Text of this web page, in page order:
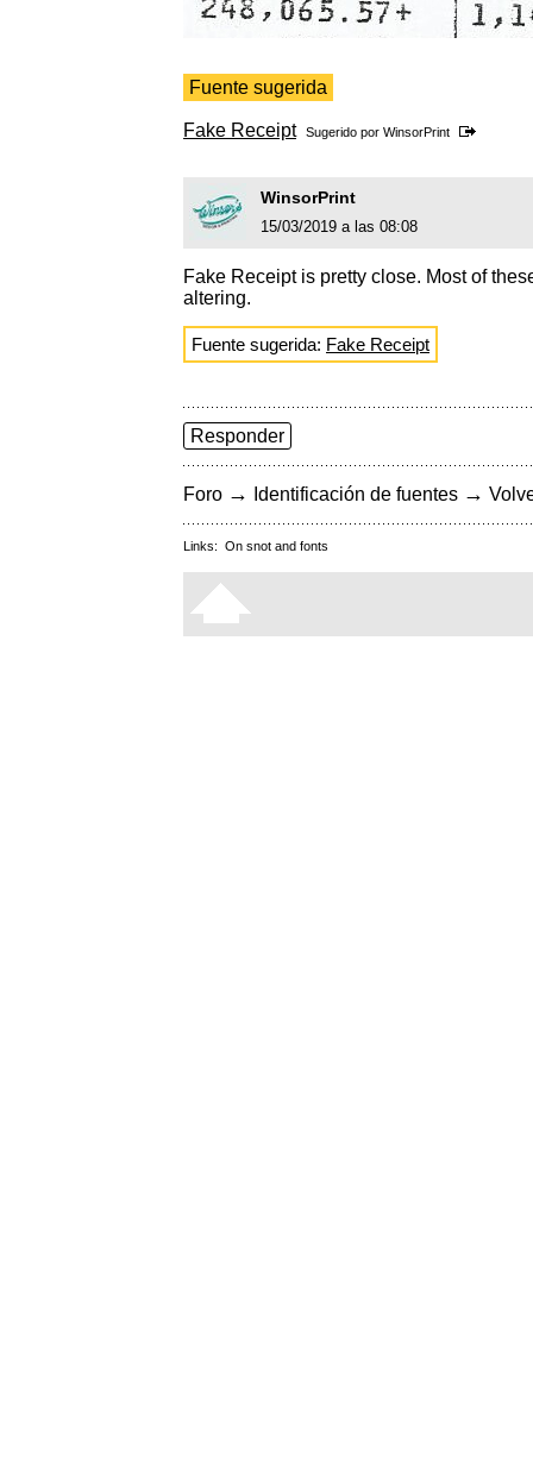
Fuente sugerida
Fake Receipt Sugerido por WinsorPrint
WinsorPrint
15/03/2019 a las 08:08
Fake Receipt is pretty close. Most of
altering.
Fuente sugerida: Fake Receipt
Responder
Foro → Identificación de fuentes →
Links: On snot and fonts